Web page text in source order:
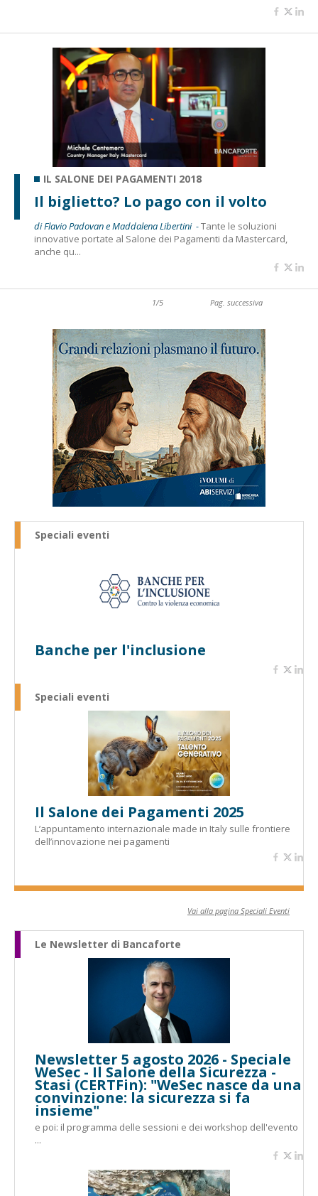
IL SALONE DEI PAGAMENTI 2018
Il biglietto? Lo pago con il volto
di Flavio Padovan e Maddalena Libertini -Tante le soluzioni
innovative portate al Salone dei Pagamenti da Mastercard,
anche qu...
1/5 Pag. successiva
Speciali eventi
Banche per l'inclusione
Speciali eventi
Il Salone dei Pagamenti 2025
L’appuntamento internazionale made in Italy sulle frontiere
dell’innovazione nei pagamenti
Vai alla pagina Speciali Eventi
Le Newsletter di Bancaforte
Newsletter 5 agosto 2026 - Speciale
WeSec - Il Salone della Sicurezza -
Stasi (CERTFin): "WeSec nasce da una
convinzione: la sicurezza si fa
insieme"
e poi: il programma delle sessioni e dei workshop dell'evento
...